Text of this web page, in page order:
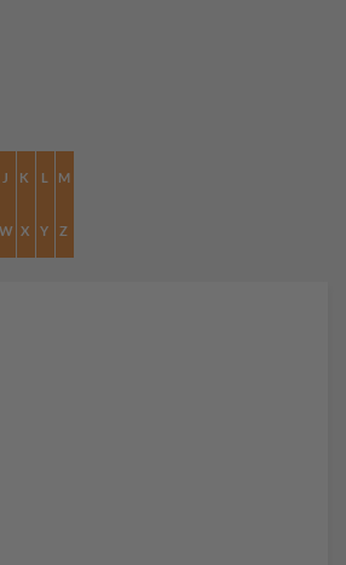
J K L M
W X Y Z